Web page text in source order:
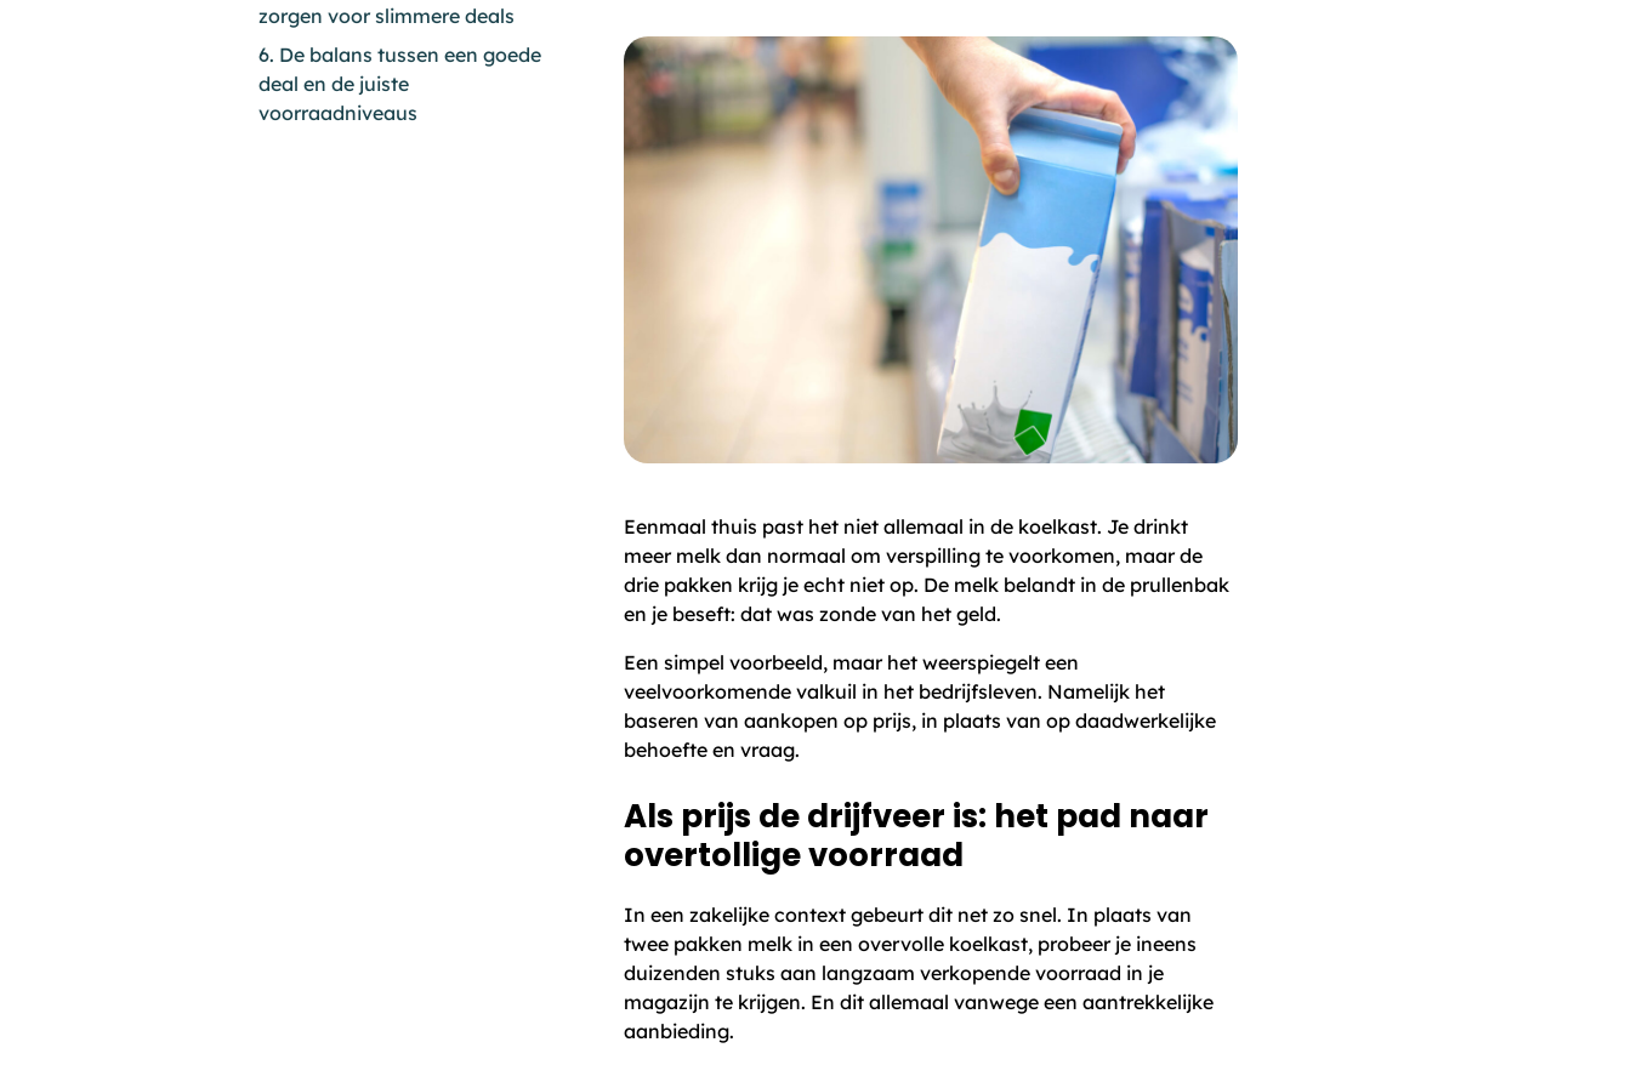
zorgen voor slimmere deals
6. De balans tussen een goede
deal en de juiste
voorraadniveaus
Eenmaal thuis past het niet allemaal in de koelkast. Je drinkt
meer melk dan normaal om verspilling te voorkomen, maar de
drie pakken krijg je echt niet op. De melk belandt in de prullenbak
en je beseft: dat was zonde van het geld.
Een simpel voorbeeld, maar het weerspiegelt een
veelvoorkomende valkuil in het bedrijfsleven. Namelijk het
baseren van aankopen op prijs, in plaats van op daadwerkelijke
behoefte en vraag.
Als prijs de drijfveer is: het pad naar
overtollige voorraad
In een zakelijke context gebeurt dit net zo snel. In plaats van
twee pakken melk in een overvolle koelkast, probeer je ineens
duizenden stuks aan langzaam verkopende voorraad in je
magazijn te krijgen. En dit allemaal vanwege een aantrekkelijke
aanbieding.